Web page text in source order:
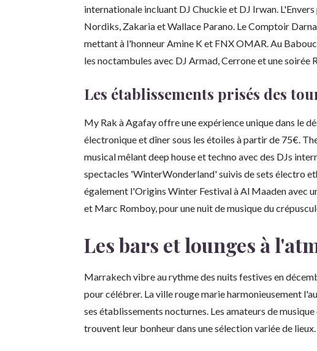
internationale incluant DJ Chuckie et DJ Irwan.
Nordiks, Zakaria et Wallace Parano. Le Comptoir
mettant à l'honneur Amine K et FNX OMAR. Au
les noctambules avec DJ Armad, Cerrone et une soirée
Les établissements prisés des
My Rak à Agafay offre une expérience unique dans le
électronique et dîner sous les étoiles à partir de 75€.
musical mêlant deep house et techno avec des DJs
spectacles 'WinterWonderland' suivis de sets électro
également l'Origins Winter Festival à Al Maaden avec
et Marc Romboy, pour une nuit de musique du
Les bars et lounges à
Marrakech vibre au rythme des nuits festives en
pour célébrer. La ville rouge marie harmonieusement
ses établissements nocturnes. Les amateurs de
trouvent leur bonheur dans une sélection variée de lieux.